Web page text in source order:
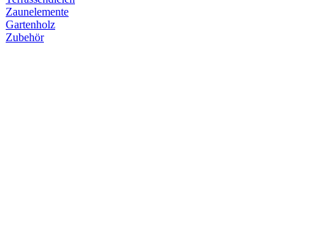
Zaunelemente
Gartenholz
Zubehör